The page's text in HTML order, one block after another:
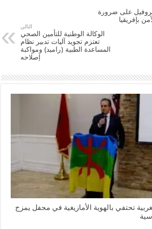
على ضرورة
بإفريقيا
التالي
الوكالة الوطنية للتأمين الصحي
تعتزم تجويد آليات تدبير نظام
المساعدة الطبية (راميد) ومواكبة
إصلاحه
تحتفي بالهوية الأمازيغية في محفل يمزج